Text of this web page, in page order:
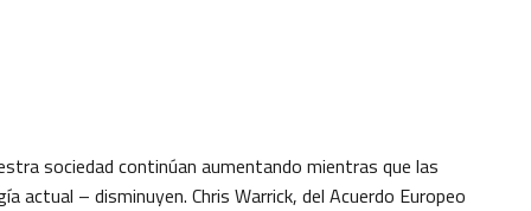
sociedad continúan aumentando mientras que las
– disminuyen. Chris Warrick, del Acuerdo Europeo